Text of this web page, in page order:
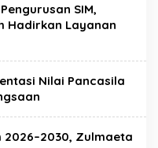
SIM,
Hadirkan Layanan
Nilai Pancasila
2026–2030, Zulmaeta